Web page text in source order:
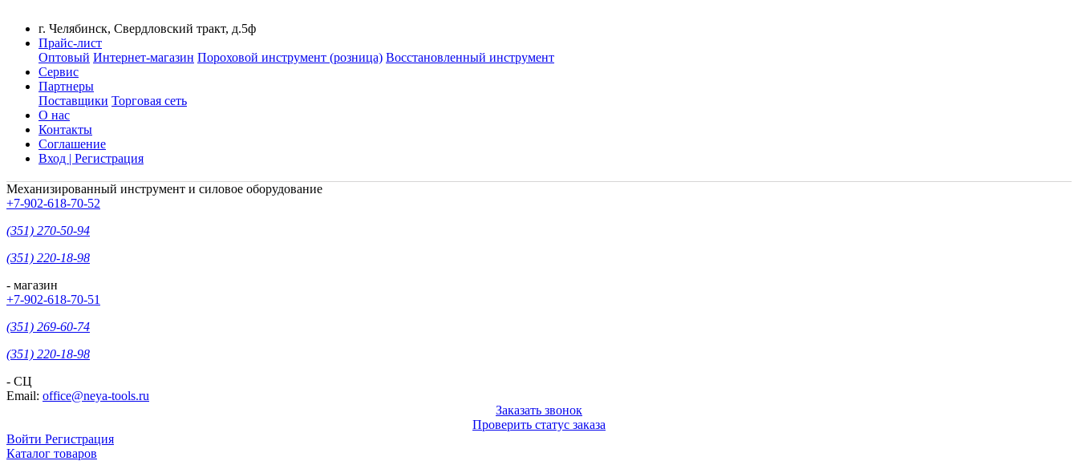
г. Челябинск, Свердловский тракт, д.5ф
Прайс-лист
Оптовый Интернет-магазин Пороховой инструмент (розница) Восстановленный инструмент
Сервис
Партнеры
Поставщики Торговая сеть
О нас
Контакты
Соглашение
Вход | Регистрация
Механизированный инструмент и силовое оборудование
+7-902-618-70-52
(351) 270-50-94
(351) 220-18-98
- магазин
+7-902-618-70-51
(351) 269-60-74
(351) 220-18-98
- СЦ
Email: office@neya-tools.ru
Заказать звонок
Проверить статус заказа
Войти Регистрация
Каталог товаров